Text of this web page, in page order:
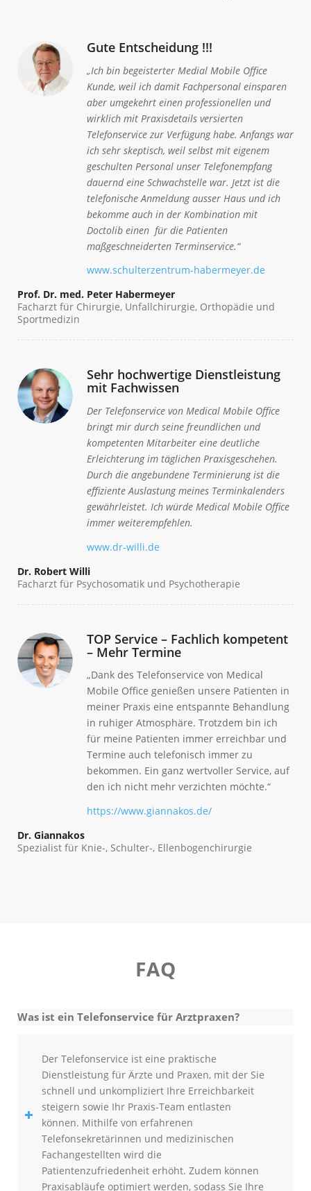
Gute Entscheidung !!!
„Ich bin begeisterter Medial Mobile Office
Kunde, weil ich damit Fachpersonal einsparen
aber umgekehrt einen professionellen und
wirklich mit Praxisdetails versierten
Telefonservice zur Verfügung habe. Anfangs war
ich sehr skeptisch, weil selbst mit eigenem
geschulten Personal unser Telefonempfang
dauernd eine Schwachstelle war. Jetzt ist die
telefonische Anmeldung ausser Haus und ich
bekomme auch in der Kombination mit
Doctolib einen für die Patienten
maßgeschneiderten Terminservice.“
www.schulterzentrum-habermeyer.de
Prof. Dr. med. Peter Habermeyer
Facharzt für Chirurgie, Unfallchirurgie, Orthopädie und
Sportmedizin
Sehr hochwertige Dienstleistung
mit Fachwissen
Der Telefonservice von Medical Mobile Office
bringt mir durch seine freundlichen und
kompetenten Mitarbeiter eine deutliche
Erleichterung im täglichen Praxisgeschehen.
Durch die angebundene Terminierung ist die
effiziente Auslastung meines Terminkalenders
gewährleistet. Ich würde Medical Mobile Office
immer weiterempfehlen.
www.dr-willi.de
Dr. Robert Willi
Facharzt für Psychosomatik und Psychotherapie
TOP Service – Fachlich kompetent
– Mehr Termine
„Dank des Telefonservice von Medical
Mobile Office genießen unsere Patienten in
meiner Praxis eine entspannte Behandlung
in ruhiger Atmosphäre. Trotzdem bin ich
für meine Patienten immer erreichbar und
Termine auch telefonisch immer zu
bekommen. Ein ganz wertvoller Service, auf
den ich nicht mehr verzichten möchte.“
https://www.giannakos.de/
Dr. Giannakos
Spezialist für Knie-, Schulter-, Ellenbogenchirurgie
FAQ
Was ist ein Telefonservice für Arztpraxen?
Der Telefonservice ist eine praktische
Dienstleistung für Ärzte und Praxen, mit der Sie
schnell und unkompliziert Ihre Erreichbarkeit
steigern sowie Ihr Praxis-Team entlasten
können. Mithilfe von erfahrenen
Telefonsekretärinnen und medizinischen
Fachangestellten wird die
Patientenzufriedenheit erhöht. Zudem können
Praxisabläufe optimiert werden, sodass Sie Ihre